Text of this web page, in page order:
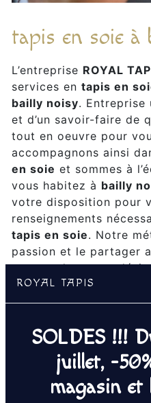
ROYAL TAPIS
SOLDES !!!
juillet, -
magasin et
tapis en soie à
L’entreprise ROYAL
services en tapis en
bailly noisy. Entreprise
et d’un savoir-faire de
tout en oeuvre pour
accompagnons ainsi
en soie et sommes à
vous habitez à bailly
votre disposition pour
renseignements
tapis en soie. Notre
passion et le partager
encore plus notre
équipe est qualifiée et
et rigueur.